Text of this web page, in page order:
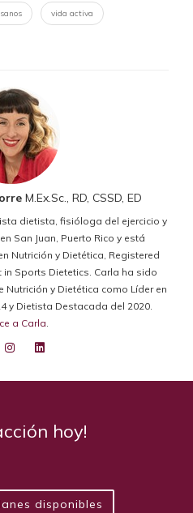
vida activa
M.Ex.Sc., RD, CSSD, ED
dietista, fisióloga del ejercicio y
San Juan, Puerto Rico y está
Nutrición y Dietética, Registered
Sports Dietetics. Carla ha sido
y Dietética como Líder en
y Dietista Destacada del 2020.
a Carla.
hoy!
disponibles